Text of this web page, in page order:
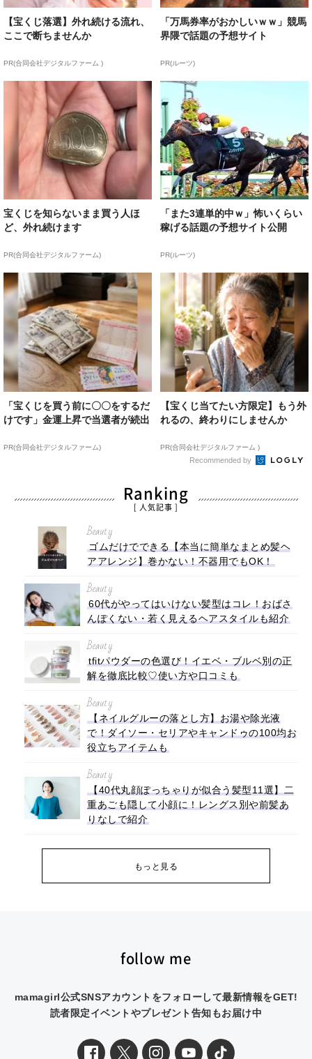
【宝くじ落選】外れ続ける流れ、
ここで断ちませんか
PR(合同会社デジタルファーム )
「万馬券率がおかしいｗｗ」競馬
界隈で話題の予想サイト
PR(ルーツ)
宝くじを知らないまま買う人ほ
ど、外れ続けます
PR(合同会社デジタルファーム)
「また3連単的中ｗ」怖いくらい
稼げる話題の予想サイト公開
PR(ルーツ)
「宝くじを買う前に〇〇をするだ
けです」金運上昇で当選者が続出
PR(合同会社デジタルファーム)
【宝くじ当てたい方限定】もう外
れるの、終わりにしませんか
PR(合同会社デジタルファーム )
Recommended by
Ranking
[ 人気記事 ]
Beauty
ゴムだけでできる【本当に簡単なまとめ髪ヘ
アアレンジ】巻かない！不器用でもOK！
Beauty
60代がやってはいけない髪型はコレ！おばさ
んぽくない・若く見えるヘアスタイルも紹介
Beauty
tfitパウダーの色選び！イエベ・ブルベ別の正
解を徹底比較♡使い方や口コミも
Beauty
【ネイルグルーの落とし方】お湯や除光液
で！ダイソー・セリアやキャンドゥの100均お
役立ちアイテムも
Beauty
【40代丸顔ぽっちゃりが似合う髪型11選】二
重あごも隠して小顔に！レングス別や前髪あ
りなしで紹介
もっと見る
follow me
mamagirl公式SNSアカウントをフォローして最新情報をGET!
読者限定イベントやプレゼント告知もお届け中